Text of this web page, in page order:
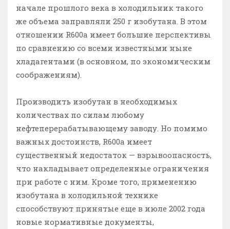
начале прошлого века в холодильник такого
же объема заправляли 250 г изобутана. В этом
отношении R600a имеет большие перспективы
по сравнению со всеми известными ныне
хладагентами (в основном, по экономическим
соображениям).
Производить изобутан в необходимых
количествах по силам любому
нефтеперерабатывающему заводу. Но помимо
важных достоинств, R600a имеет
существенный недостаток — взрывоопасность,
что накладывает определенные ограничения
при работе с ним. Кроме того, применению
изобутана в холодильной технике
способствуют принятые еще в июле 2002 года
новые нормативные документы,